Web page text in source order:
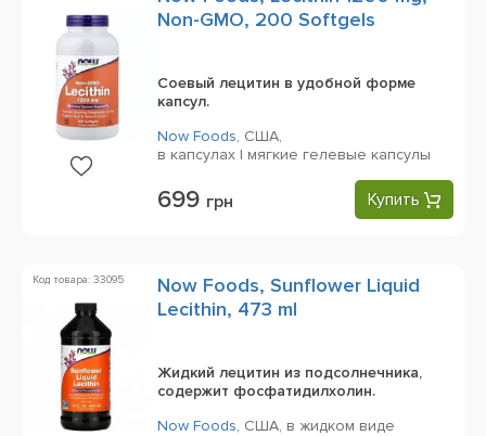
Non-GMO, 200 Softgels
Соевый лецитин в удобной форме
капсул.
Now Foods, США,
в капсулах | мягкие гелевые капсулы
699 грн Купить
Код товара: 33095
Now Foods, Sunflower Liquid
Lecithin, 473 ml
Жидкий лецитин из подсолнечника,
содержит фосфатидилхолин.
Now Foods, США, в жидком виде